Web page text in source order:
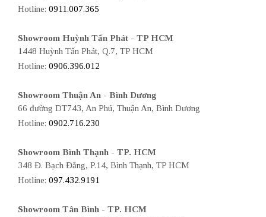
Hotline: 0911.007.365
Showroom Huỳnh Tấn Phát - TP HCM
1448 Huỳnh Tấn Phát, Q.7, TP HCM
Hotline: 0906.396.012
Showroom Thuận An - Bình Dương
66 đường DT743, An Phú, Thuận An, Bình Dương
Hotline: 0902.716.230
Showroom Bình Thạnh - TP. HCM
348 Đ. Bạch Đằng, P.14, Bình Thạnh, TP HCM
Hotline: 097.432.9191
Showroom Tân Bình - TP. HCM